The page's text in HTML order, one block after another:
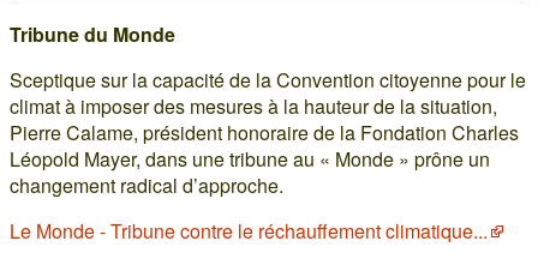
Tribune du Monde
Sceptique sur la capacité de la Convention citoyenne pour le
climat à imposer des mesures à la hauteur de la situation,
Pierre Calame, président honoraire de la Fondation Charles
Léopold Mayer, dans une tribune au « Monde » prône un
changement radical d’approche.
Le Monde - Tribune contre le réchauffement climatique...